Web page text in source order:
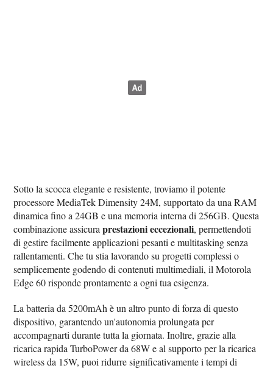
Sotto la scocca elegante e resistente, troviamo il potente
processore MediaTek Dimensity 24M, supportato da una RAM
dinamica fino a 24GB e una memoria interna di 256GB. Questa
combinazione assicuraprestazioni eccezionali, permettendoti
di gestire facilmente applicazioni pesanti e multitasking senza
rallentamenti. Che tu stia lavorando su progetti complessi o
semplicemente godendo di contenuti multimediali, il Motorola
Edge 60 risponde prontamente a ogni tua esigenza.
La batteria da 5200mAh è un altro punto di forza di questo
dispositivo, garantendo un'autonomia prolungata per
accompagnarti durante tutta la giornata. Inoltre, grazie alla
ricarica rapida TurboPower da 68W e al supporto per la ricarica
wireless da 15W, puoi ridurre significativamente i tempi di